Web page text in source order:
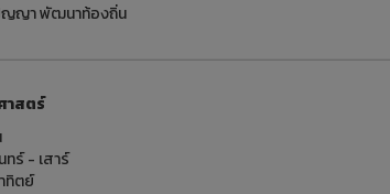
ญญา พัฒนาท้องถิ่น
าสตร์
ทร์ - เสาร์
ทิตย์